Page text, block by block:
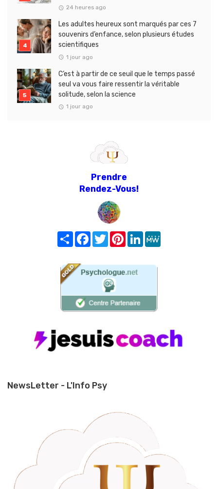
24 heures ago
Les adultes heureux sont marqués par ces 7
souvenirs d’enfance, selon plusieurs études
scientifiques
1 jour ago
C’est à partir de ce seuil que le temps passé
seul va vous faire ressentir la véritable
solitude, selon la science
1 jour ago
Prendre
Rendez-Vous!
Share FacebookTwitterPinterest
LinkedIn
NewsLetter - L'Info Psy